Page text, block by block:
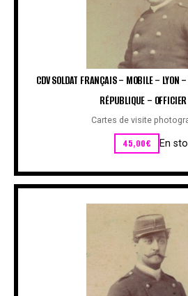
CDV SOLDAT FRANÇAIS – MOBILE – LYON
RÉPUBLIQUE –
Cartes de visite
45,00€ En